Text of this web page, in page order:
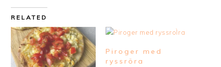
RELATED
Piroger med
ryssröra